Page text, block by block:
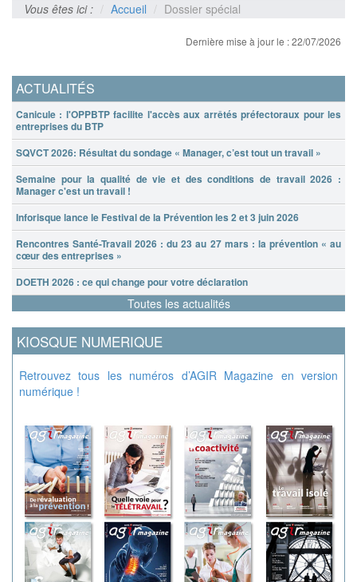
Vous êtes ici : Accueil Dossier spécial
Dernière mise à jour le : 22/07/2026
ACTUALITÉS
Canicule : l'OPPBTP facilite l'accès aux arrêtés préfectoraux pour les
entreprises du BTP
SQVCT 2026: Résultat du sondage « Manager, c’est tout un travail »
Semaine pour la qualité de vie et des conditions de travail 2026 :
Manager c'est un travail !
Inforisque lance le Festival de la Prévention les 2 et 3 juin 2026
Rencontres Santé-Travail 2026 : du 23 au 27 mars : la prévention « au
cœur des entreprises »
DOETH 2026 : ce qui change pour votre déclaration
Toutes les actualités
KIOSQUE NUMERIQUE
Retrouvez tous les numéros d’AGIR Magazine en version
numérique !